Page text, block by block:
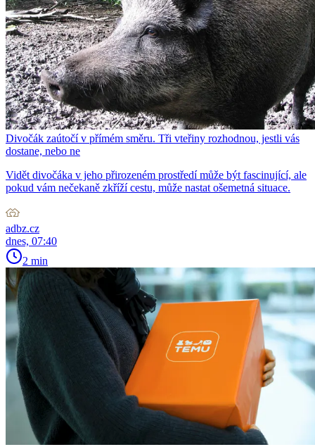
Divočák zaútočí v přímém směru. Tři vteřiny rozhodnou, jestli vás
dostane, nebo ne
Vidět divočáka v jeho přirozeném prostředí může být fascinující, ale
pokud vám nečekaně zkříží cestu, může nastat ošemetná situace.
adbz.cz
dnes, 07:40
2 min